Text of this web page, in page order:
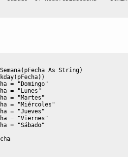
As String)
=
"Domingo"
=
"Lunes"
=
"Martes"
=
"Miércoles"
=
"Jueves"
=
"Viernes"
=
"Sábado"